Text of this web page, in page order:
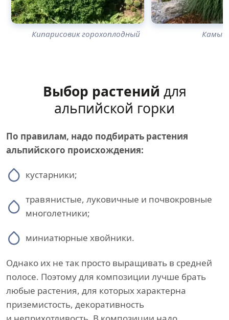
Кипарисовик горохоплодный
Выбор растений для
альпийской горки
По правилам, надо подбирать растения
альпийского происхождения:
кустарники;
травянистые, луковичные и почвокровные
многолетники;
миниатюрные хвойники.
Однако их не так просто выращивать в средней
полосе. Поэтому для композиции лучше брать
любые растения, для которых характерна
приземистость, декоративность